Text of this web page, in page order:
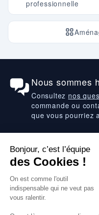
professionnelle
Nous sommes
Consultez nos
commande ou
que vous pourriez
VOS SERVICES